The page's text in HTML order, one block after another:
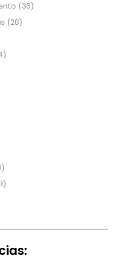
(36)
(28)